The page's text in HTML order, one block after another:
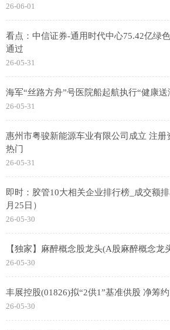
26-06-01
看点：中信证券-通用时代中心75.42亿绿
通过
26-05-31
海军“丝路方舟”号医院船起航执行“健康
26-05-31
惠州市粤骏新能源车业有限公司成立 注册
热门
26-05-31
即时：胶管10大相关企业排行榜_成交额
月25日）
26-05-30
【独家】麻醉概念股龙头(A股麻醉概念龙
26-05-30
丰展控股(01826)拟“2供1”基准供股 净筹
26-05-30